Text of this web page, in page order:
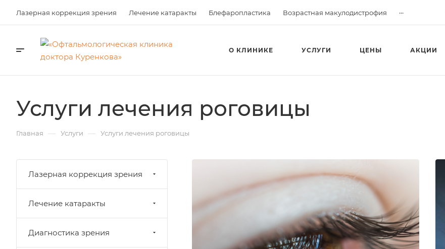
Лазерная коррекция зрения Лечение катаракты Блефаропластика Возрастная макулодистрофия ...
О КЛИНИКЕ УСЛУГИ ЦЕНЫ АКЦИИ
Услуги лечения роговицы
Главная — Услуги — Услуги лечения роговицы
Лазерная коррекция зрения
Лечение катаракты
Диагностика зрения